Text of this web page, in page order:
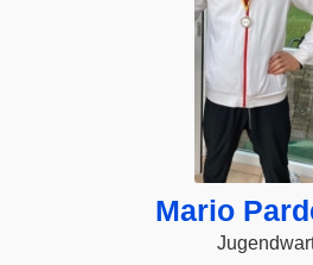
Mario